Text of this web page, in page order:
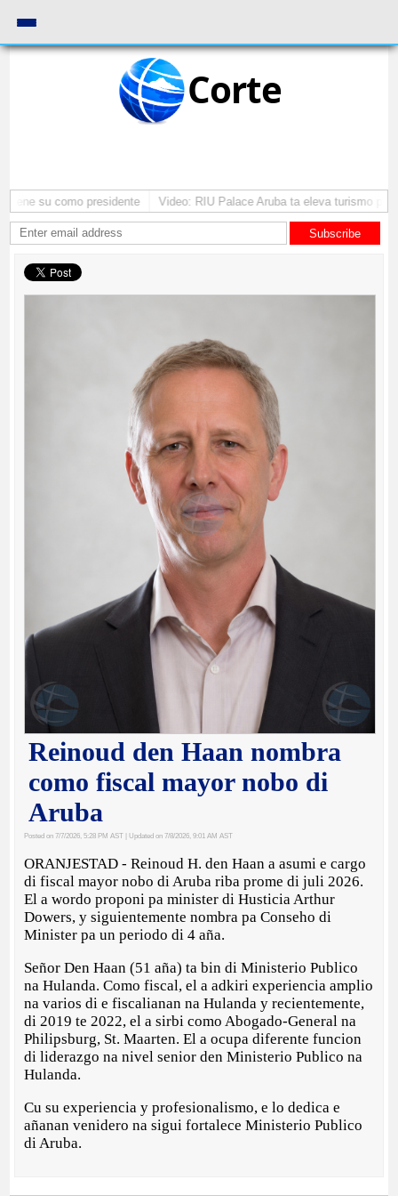
Corte
su como presidente Video: RIU Palace Aruba ta eleva turismo
Subscribe
Reinoud den Haan nombra
como fiscal mayor nobo di
Aruba
Posted on 7/7/2026, 5:28 PM AST | Updated on 7/8/2026, 9:01 AM AST
ORANJESTAD - Reinoud H. den Haan a asumi e cargo
di fiscal mayor nobo di Aruba riba prome di juli 2026.
El a wordo proponi pa minister di Husticia Arthur
Dowers, y siguientemente nombra pa Conseho di
Minister pa un periodo di 4 aña.
Señor Den Haan (51 aña) ta bin di Ministerio Publico
na Hulanda. Como fiscal, el a adkiri experiencia amplio
na varios di e fiscalianan na Hulanda y recientemente,
di 2019 te 2022, el a sirbi como Abogado-General na
Philipsburg, St. Maarten. El a ocupa diferente funcion
di liderazgo na nivel senior den Ministerio Publico na
Hulanda.
Cu su experiencia y profesionalismo, e lo dedica e
añanan venidero na sigui fortalece Ministerio Publico
di Aruba.